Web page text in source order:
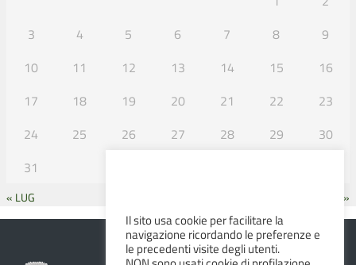
3
4 5 6 7 8
9
10
11 12 13 14 15
16
17
18 19 20 21 22
23
24
25 26 27 28 29
30
31
« LUG
SET »
Il sito usa cookie per facilitare la
navigazione ricordando le preferenze e
le precedenti visite degli utenti.